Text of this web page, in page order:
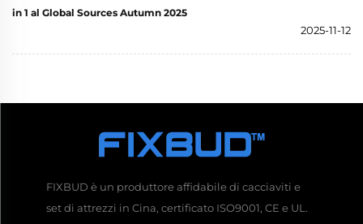
in 1 al Global Sources Autumn 2025
2025-11-12
FIXBUD è un produttore affidabile di cacciaviti e
set di attrezzi in Cina, certificato ISO9001, CE e UL.